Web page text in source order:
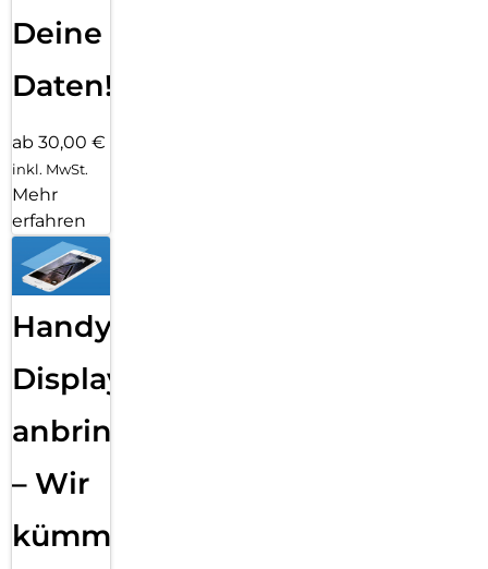
Deine
Daten!
ab 30,00 €
inkl. MwSt.
Mehr
erfahren
Handy
Displayfolie
anbringen
– Wir
kümmern